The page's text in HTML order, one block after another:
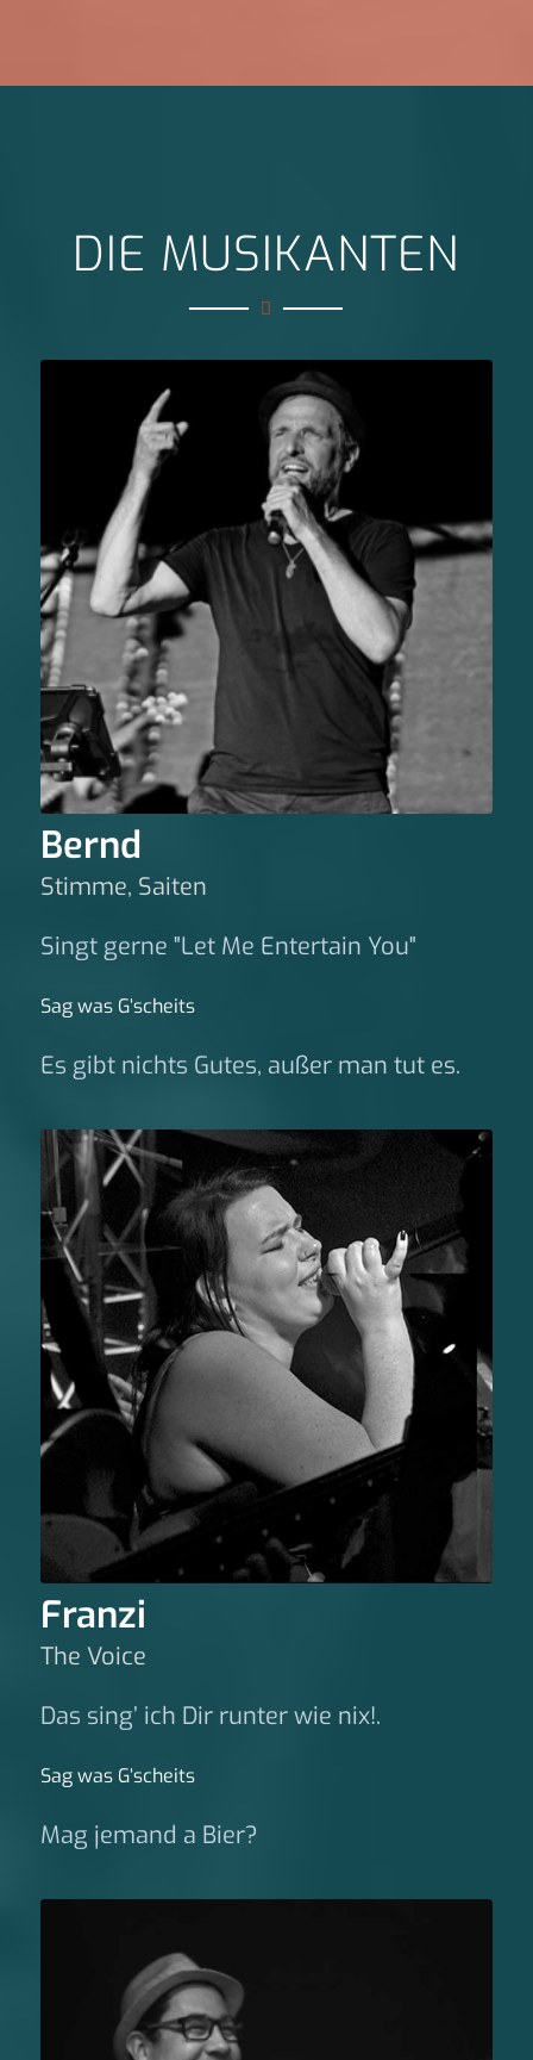
DIE MUSIKANTEN
Bernd
Stimme, Saiten
Singt gerne "Let Me Entertain You"
Sag was G‘scheits
Es gibt nichts Gutes, außer man tut es.
Franzi
The Voice
Das sing’ ich Dir runter wie nix!.
Sag was G‘scheits
Mag jemand a Bier?